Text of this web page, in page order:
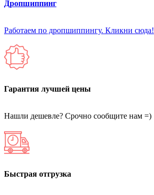
Дропшиппинг
Работаем по дропшиппингу. Кликни сюда!
Гарантия лучшей цены
Нашли дешевле? Срочно сообщите нам =)
Быстрая отгрузка